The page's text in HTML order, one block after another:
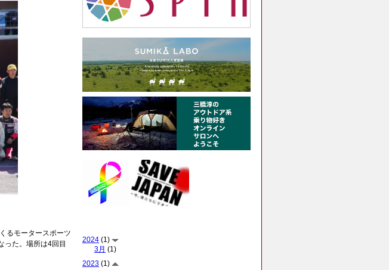
るモータースポーツ
た。場所は4回目
2024 (1)
3月 (1)
2023 (1)